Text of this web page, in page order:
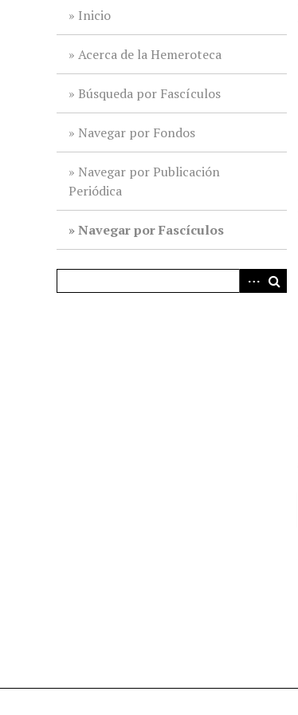
Inicio
Acerca de la Hemeroteca
Búsqueda por Fascículos
Navegar por Fondos
Navegar por Publicación
Periódica
Navegar por Fascículos